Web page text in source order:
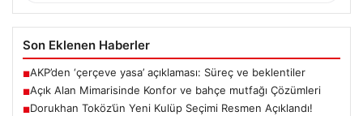
Son Eklenen Haberler
■AKP’den ‘çerçeve yasa’ açıklaması: Süreç ve beklentiler
■Açık Alan Mimarisinde Konfor ve bahçe mutfağı Çözümleri
■Dorukhan Toköz’ün Yeni Kulüp Seçimi Resmen Açıklandı!